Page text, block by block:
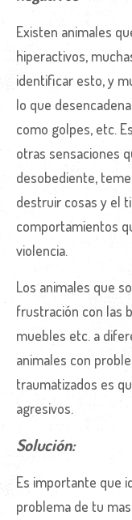
Existen animales
hiperactivos,
identificar esto, y
lo que
como golpes, etc.
otras sensaciones
desobediente,
destruir cosas y el
comportamientos
violencia.
Los animales que
frustración con las
muebles etc. a
animales con
traumatizados es
agresivos.
Solución:
Es importante que
problema de tu